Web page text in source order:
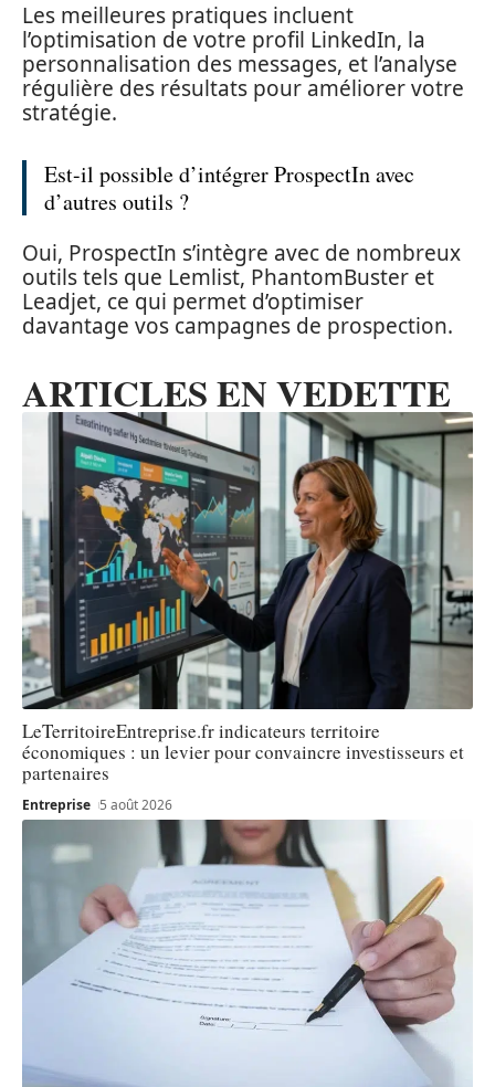
Les meilleures pratiques incluent
l’optimisation de votre profil LinkedIn, la
personnalisation des messages, et l’analyse
régulière des résultats pour améliorer votre
stratégie.
Est-il possible d’intégrer ProspectIn avec
d’autres outils ?
Oui, ProspectIn s’intègre avec de nombreux
outils tels que Lemlist, PhantomBuster et
Leadjet, ce qui permet d’optimiser
davantage vos campagnes de prospection.
ARTICLES EN VEDETTE
LeTerritoireEntreprise.fr indicateurs territoire
économiques : un levier pour convaincre investisseurs et
partenaires
Entreprise 5 août 2026